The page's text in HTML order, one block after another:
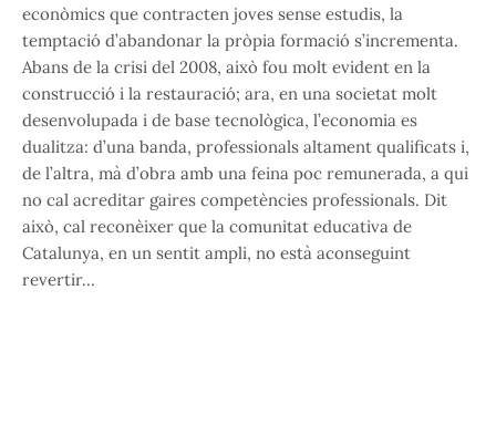
econòmics que contracten joves sense estudis, la
temptació d’abandonar la pròpia formació s’incrementa.
Abans de la crisi del 2008, això fou molt evident en la
construcció i la restauració; ara, en una societat molt
desenvolupada i de base tecnològica, l’economia es
dualitza: d’una banda, professionals altament qualificats i,
de l’altra, mà d’obra amb una feina poc remunerada, a qui
no cal acreditar gaires competències professionals. Dit
això, cal reconèixer que la comunitat educativa de
Catalunya, en un sentit ampli, no està aconseguint
revertir…